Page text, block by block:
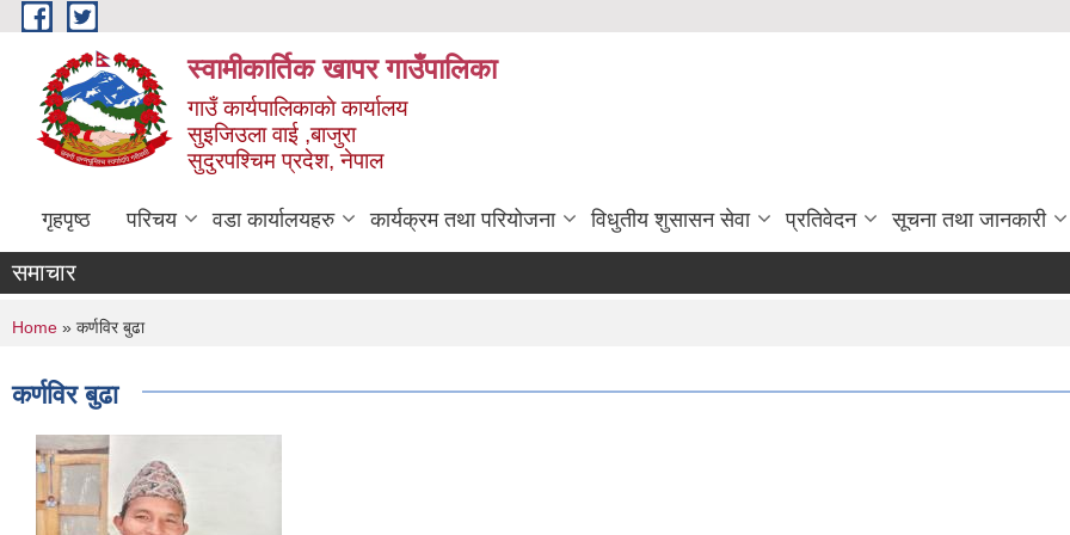
Skip to main content
स्वामीकार्तिक खापर गाउँपालिका
गाउँ कार्यपालिकाकाे कार्यालय
सुइजिउला वाई ,बाजुरा
सुदुरपश्चिम प्रदेश, नेपाल
गृहपृष्ठ परिचय वडा कार्यालयहरु कार्यक्रम तथा परियोजना विधुतीय शुसासन सेवा प्रतिवेदन सूचना तथा जानकारी
समाचार
You are here
Home » कर्णविर बुढा
कर्णविर बुढा